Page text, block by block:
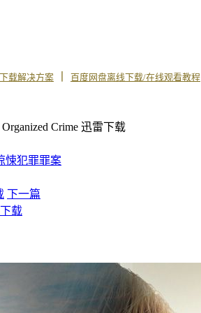
载解决方案 百度网盘离线下载/在线观看教程
悚犯罪罪案
下一篇
载